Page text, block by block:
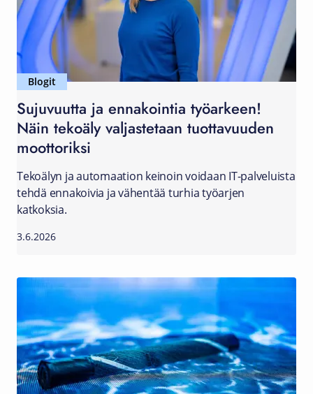
Blogit
Sujuvuutta ja ennakointia työarkeen!
Näin tekoäly valjastetaan tuottavuuden
moottoriksi
Tekoälyn ja automaation keinoin voidaan IT-palveluista
tehdä ennakoivia ja vähentää turhia työarjen
katkoksia.
3.6.2026